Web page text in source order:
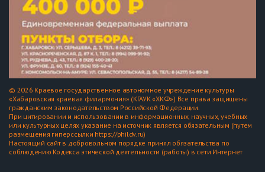
© 2026 Краевое государственное автономное учреждение культуры
«Хабаровская краевая филармония» (КГАУК «ХКФ») Все права защищены
гражданским законодательством Российской Федерации.
При цитировании и использовании в информационных, научных, учебных
или культурных целях указание на источник является обязательным (путем
размещения гиперссылки https://phildv.ru)
Настоящий сайт в добровольном порядке принял обязательства по
соблюдению Кодекса этической деятельности (работы) в сети Интернет